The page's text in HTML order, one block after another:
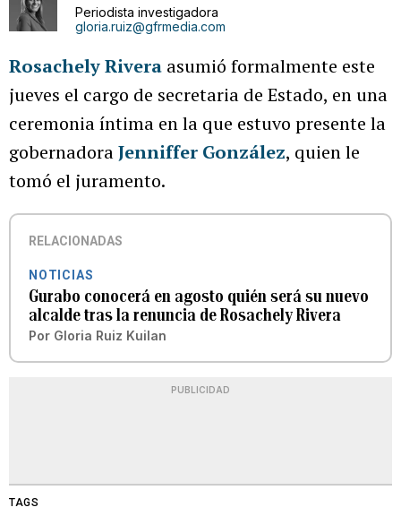
Periodista investigadora
gloria.ruiz@gfrmedia.com
Rosachely Rivera asumió formalmente este
jueves el cargo de secretaria de Estado, en una
ceremonia íntima en la que estuvo presente la
gobernadoraJenniffer González, quien le
tomó el juramento.
RELACIONADAS
NOTICIAS
Gurabo conocerá en agosto quién será su nuevo
alcalde tras la renuncia de Rosachely Rivera
Por Gloria Ruiz Kuilan
PUBLICIDAD
TAGS